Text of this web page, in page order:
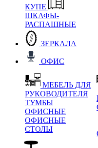
КУПЕ
ШКАФЫ-
РАСПАШНЫЕ
ЗЕРКАЛА
ОФИС
МЕБЕЛЬ ДЛЯ
РУКОВОДИТЕЛЯ
ТУМБЫ
ОФИСНЫЕ
ОФИСНЫЕ
СТОЛЫ